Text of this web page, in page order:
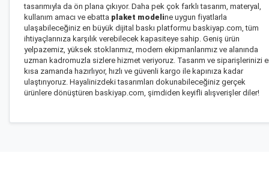
tasarımıyla da ön plana çıkıyor. Daha pek çok farklı tasarım, materyal,
kullanım amacı ve ebatta plaket modeline uygun fiyatlarla
ulaşabileceğiniz en büyük dijital baskı platformu baskiyap.com, tüm
ihtiyaçlarınıza karşılık verebilecek kapasiteye sahip. Geniş ürün
yelpazemiz, yüksek stoklarımız, modern ekipmanlarımız ve alanında
uzman kadromuzla sizlere hizmet veriyoruz. Tasarım ve siparişlerinizi
kısa zamanda hazırlıyor, hızlı ve güvenli kargo ile kapınıza kadar
ulaştırıyoruz. Hayalinizdeki tasarımları dokunabileceğiniz gerçek
ürünlere dönüştüren baskiyap.com, şimdiden keyifli alışverişler diler!